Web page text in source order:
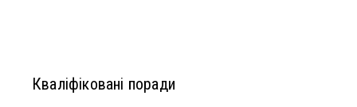
Кваліфіковані поради